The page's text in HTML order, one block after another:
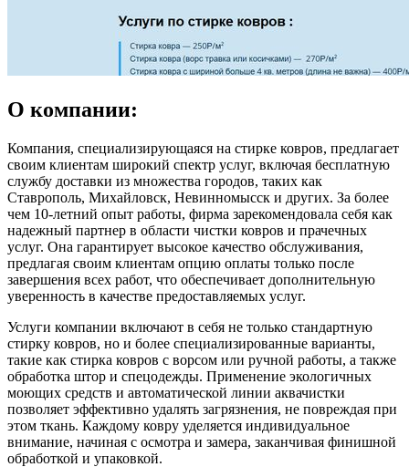
О компании:
Компания, специализирующаяся на стирке ковров, предлагает
своим клиентам широкий спектр услуг, включая бесплатную
службу доставки из множества городов, таких как
Ставрополь, Михайловск, Невинномысск и других. За более
чем 10-летний опыт работы, фирма зарекомендовала себя как
надежный партнер в области чистки ковров и прачечных
услуг. Она гарантирует высокое качество обслуживания,
предлагая своим клиентам опцию оплаты только после
завершения всех работ, что обеспечивает дополнительную
уверенность в качестве предоставляемых услуг.
Услуги компании включают в себя не только стандартную
стирку ковров, но и более специализированные варианты,
такие как стирка ковров с ворсом или ручной работы, а также
обработка штор и спецодежды. Применение экологичных
моющих средств и автоматической линии аквачистки
позволяет эффективно удалять загрязнения, не повреждая при
этом ткань. Каждому ковру уделяется индивидуальное
внимание, начиная с осмотра и замера, заканчивая финишной
обработкой и упаковкой.